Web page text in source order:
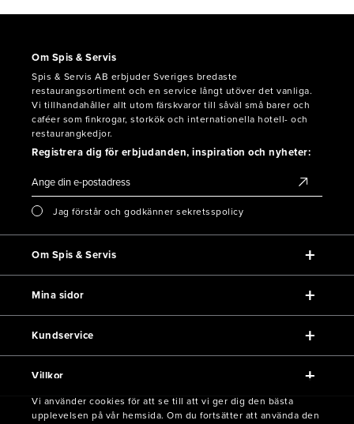
Om Spis & Servis
Spis & Servis AB erbjuder Sveriges bredaste
restaurangsortiment och en service långt utöver det vanliga.
Vi tillhandahåller allt utom färskvaror till såväl små barer och
caféer som finkrogar, storkök och internationella hotell- och
restaurangkedjor.
Registrera dig för erbjudanden, inspiration och nyheter:
Jag förstår och godkänner sekretsspolicy
Om Spis & Servis
Mina sidor
Kundservice
Villkor
Vi använder cookies för att se till att vi ger dig den bästa
upplevelsen på vår hemsida. Om du fortsätter att använda den